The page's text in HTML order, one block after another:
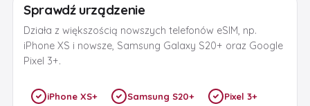
Sprawdź urządzenie
Działa z większością nowszych telefonów eSIM, np.
iPhone XS i nowsze, Samsung Galaxy S20+ oraz Google
Pixel 3+.
iPhone XS+ Samsung S20+ Pixel 3+